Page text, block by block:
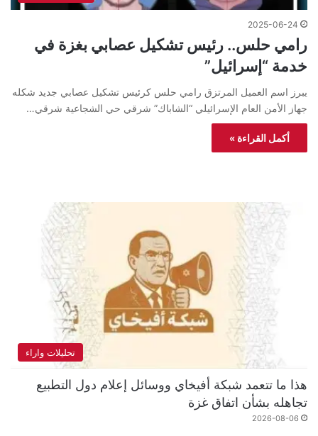
2025-06-24
رامي حلس.. رئيس تشكيل عصابي بغزة في
خدمة “إسرائيل”
يبرز اسم العميل المرتزق رامي حلس كرئيس تشكيل عصابي جديد شكله
جهاز الأمن العام الإسرائيلي “الشاباك” شرقي حي الشجاعية شرقي…
أكمل القراءة »
تحليلات واراء
هذا ما تتعمد شبكة أفيخاي ووسائل إعلام دول التطبيع
تجاهله بشأن اتفاق غزة
2026-08-06